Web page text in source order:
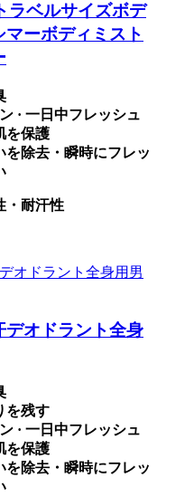
ラベルサイズボデ
マーボディミスト
· 一日中フレッシュ
を保護
を除去・瞬時にフレッ
・耐汗性
デオドラント全身
を残す
· 一日中フレッシュ
を保護
を除去・瞬時にフレッ